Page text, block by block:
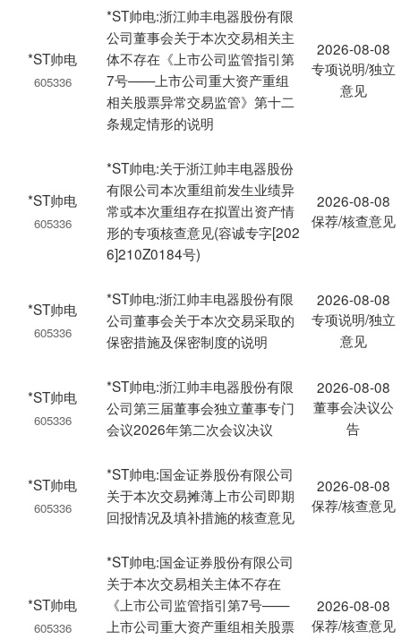
*ST帅电
605336
*ST帅电:浙江帅丰电器股份有限
公司董事会关于本次交易相关主
体不存在《上市公司监管指引第
7号——上市公司重大资产重组
相关股票异常交易监管》第十二
条规定情形的说明
2026-08-08
专项说明/独立
意见
*ST帅电
605336
*ST帅电:关于浙江帅丰电器股份
有限公司本次重组前发生业绩异
常或本次重组存在拟置出资产情
形的专项核查意见(容诚专字[202
6]210Z0184号)
2026-08-08
保荐/核查意见
*ST帅电
605336
*ST帅电:浙江帅丰电器股份有限
公司董事会关于本次交易采取的
保密措施及保密制度的说明
2026-08-08
专项说明/独立
意见
*ST帅电
605336
*ST帅电:浙江帅丰电器股份有限
公司第三届董事会独立董事专门
会议2026年第二次会议决议
2026-08-08
董事会决议公
告
*ST帅电
605336
*ST帅电:国金证券股份有限公司
关于本次交易摊薄上市公司即期
回报情况及填补措施的核查意见
2026-08-08
保荐/核查意见
*ST帅电
605336
*ST帅电:国金证券股份有限公司
关于本次交易相关主体不存在
《上市公司监管指引第7号——
上市公司重大资产重组相关股票
2026-08-08
保荐/核查意见